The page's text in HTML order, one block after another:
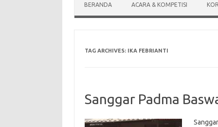
BERANDA ACARA & KOMPETISI
TAG ARCHIVES: IKA FEBRIANTI
Sanggar Padma